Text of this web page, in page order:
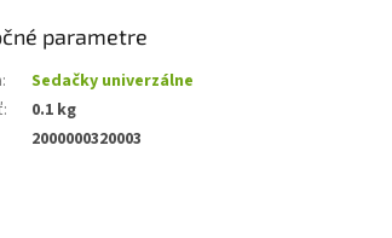
parametre
:
Sedačky univerzálne
:
0.1 kg
2000000320003